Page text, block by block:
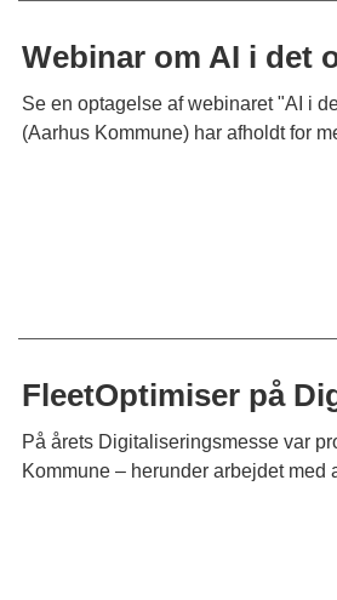
Webinar om AI i det
Se en optagelse af webinaret "AI i
(Aarhus Kommune) har afholdt for
FleetOptimiser på
På årets Digitaliseringsmesse var
Kommune – herunder arbejdet med